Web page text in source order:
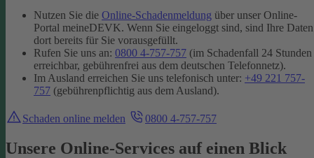
Nutzen Sie die Online-Schadenmeldung über unser Online-
Portal meineDEVK. Wenn Sie eingeloggt sind, sind Ihre Daten
dort bereits für Sie vorausgefüllt.
Rufen Sie uns an: 0800 4-757-757 (im Schadenfall 24 Stunden
erreichbar, gebührenfrei aus dem deutschen Telefonnetz).
Im Ausland erreichen Sie uns telefonisch unter: +49 221 757-
757 (gebührenpflichtig aus dem Ausland).
Schaden online melden 0800 4-757-757
Unsere Online-Services auf einen Blick